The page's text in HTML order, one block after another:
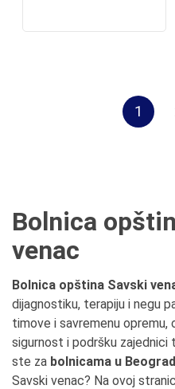
1
Bolnica
venac
Bolnica opština Savski
dijagnostiku, terapiju i negu
timove i savremenu opremu,
sigurnost i podršku zajednici
ste za bolnicama u
Savski venac? Na ovoj